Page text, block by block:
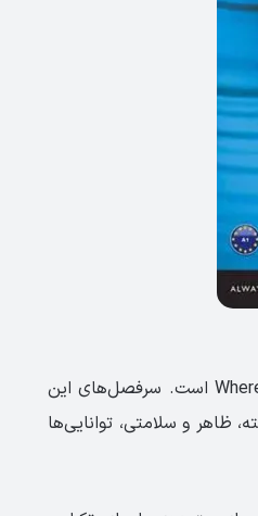
نکات دستوری این کتاب شامل ‏There is‏ و ‏There are، زمان حال ساده و ‏Where‏ است.‏ سرفصل‌های این
ظاهر و سلامتی، توانایی‌ها